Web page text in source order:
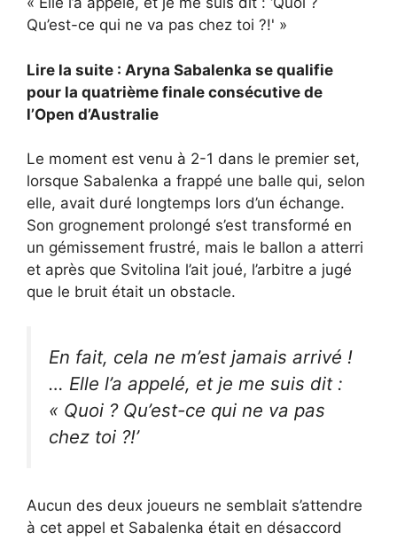
Qu’est-ce qui ne va pas chez toi ?!' »
Lire la suite : Aryna Sabalenka se qualifie
pour la quatrième finale consécutive de
l’Open d’Australie
Le moment est venu à 2-1 dans le premier set,
lorsque Sabalenka a frappé une balle qui, selon
elle, avait duré longtemps lors d’un échange.
Son grognement prolongé s’est transformé en
un gémissement frustré, mais le ballon a atterri
et après que Svitolina l’ait joué, l’arbitre a jugé
que le bruit était un obstacle.
En fait, cela ne m’est jamais arrivé !
… Elle l’a appelé, et je me suis dit :
« Quoi ? Qu’est-ce qui ne va pas
chez toi ?!’
Aucun des deux joueurs ne semblait s’attendre
à cet appel et Sabalenka était en désaccord